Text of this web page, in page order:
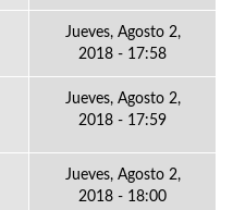
Jueves, Agosto 2,
2018 - 17:58
Jueves, Agosto 2,
2018 - 17:59
Jueves, Agosto 2,
2018 - 18:00